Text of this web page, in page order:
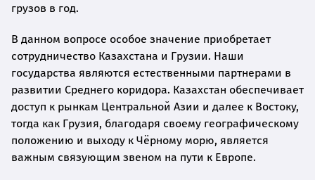
грузов в год.
В данном вопросе особое значение приобретает
сотрудничество Казахстана и Грузии. Наши
государства являются естественными партнерами в
развитии Среднего коридора. Казахстан обеспечивает
доступ к рынкам Центральной Азии и далее к Востоку,
тогда как Грузия, благодаря своему географическому
положению и выходу к Чёрному морю, является
важным связующим звеном на пути к Европе.